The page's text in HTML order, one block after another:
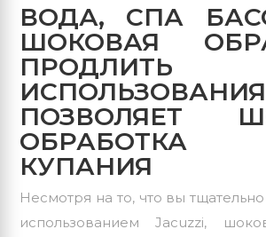
ВОДА, СПА
ШОКОВАЯ
ПРОДЛИТЬ
ПОЗВОЛЯЕТ
ОБРАБОТКА
КУПАНИЯ
Несмотря на то, что вы
использованием Jacuzzi,